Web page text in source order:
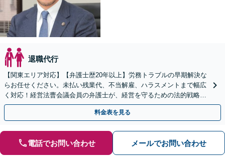
退職代行
【関東エリア対応】【弁護士歴20年以上】労務トラブルの早期解決な
らお任せください。未払い残業代、不当解雇、ハラスメントまで幅広
く対応！経営法曹会議会員の弁護士が、経営を守るための法的戦略を
提案します【夜間や休日相談も対応可能】
料金表を見る
電話でお問い合わせ メールでお問い合わせ